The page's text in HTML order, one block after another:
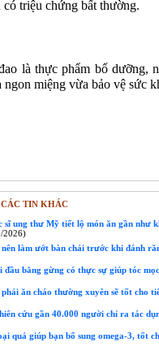
có triệu chứng bất thường.
là thực phẩm bổ dưỡng,
ngon miệng vừa bảo vệ sức
CÁC TIN KHÁC
sĩ ung thư Mỹ tiết lộ món ăn gần như
2026)
nên làm ướt bàn chải trước khi đánh
đầu bằng gừng có thực sự giúp tóc
phải ăn cháo thường xuyên sẽ tốt cho
cứu gần 40.000 người chỉ ra tác
quả giúp bạn bổ sung omega-3, tốt